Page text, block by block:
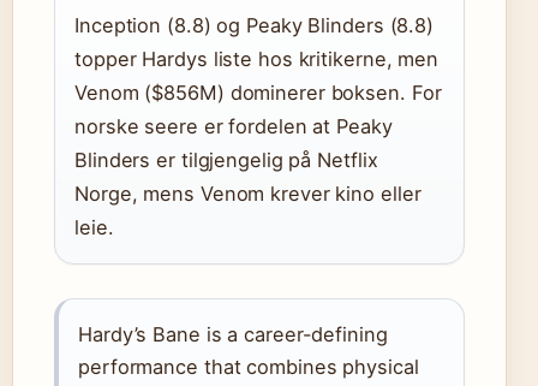
Inception (8.8) og Peaky Blinders (8.8)
topper Hardys liste hos kritikerne, men
Venom ($856M) dominerer boksen. For
norske seere er fordelen at Peaky
Blinders er tilgjengelig på Netflix
Norge, mens Venom krever kino eller
leie.
Hardy’s Bane is a career-defining
performance that combines physical